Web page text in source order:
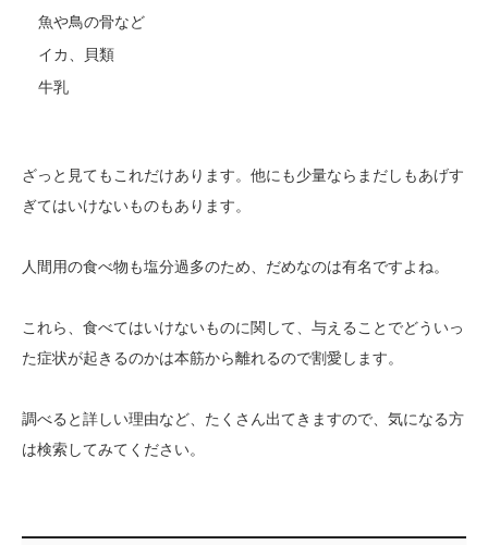
魚や鳥の骨など
イカ、貝類
牛乳
ざっと見てもこれだけあります。他にも少量ならまだしもあげす
ぎてはいけないものもあります。
人間用の食べ物も塩分過多のため、だめなのは有名ですよね。
これら、食べてはいけないものに関して、与えることでどういっ
た症状が起きるのかは本筋から離れるので割愛します。
調べると詳しい理由など、たくさん出てきますので、気になる方
は検索してみてください。